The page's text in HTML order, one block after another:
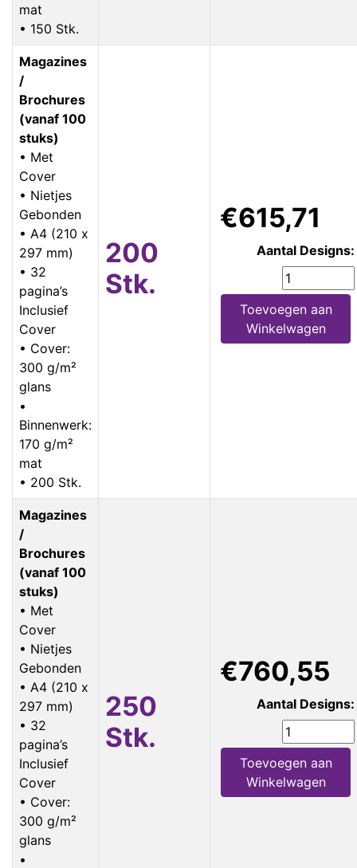
mat
• 150 Stk.
Magazines
/
Brochures
(vanaf 100
stuks)
• Met
Cover
• Nietjes
Gebonden
• A4 (210 x
297 mm)
• 32
pagina’s
Inclusief
Cover
• Cover:
300 g/m²
glans
•
Binnenwerk:
170 g/m²
mat
• 200 Stk.
200
Stk.
€615,71
Aantal Designs:
Toevoegen aan
Winkelwagen
Magazines
/
Brochures
(vanaf 100
stuks)
• Met
Cover
• Nietjes
Gebonden
• A4 (210 x
297 mm)
• 32
pagina’s
Inclusief
Cover
• Cover:
300 g/m²
glans
•
250
Stk.
€760,55
Aantal Designs:
Toevoegen aan
Winkelwagen